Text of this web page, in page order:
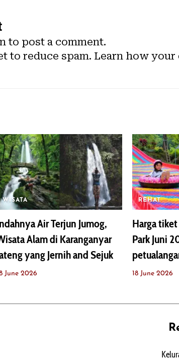
to post a comment.
to reduce spam. Learn how your
WISATA
Air Terjun Jumog,
Alam di Karanganyar
yang Jernih and Sejuk
June 2026
REHAT
Harga
Park Juni
18 June 2026